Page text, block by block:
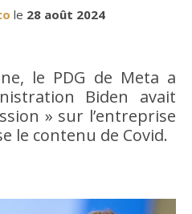
le 28 août 2024
le PDG de Meta a
Biden avait
» sur l’entreprise
le contenu de Covid.